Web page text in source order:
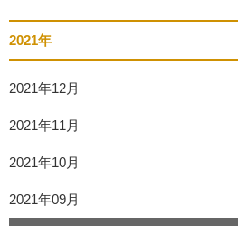
2021年
2021年12月
2021年11月
2021年10月
2021年09月